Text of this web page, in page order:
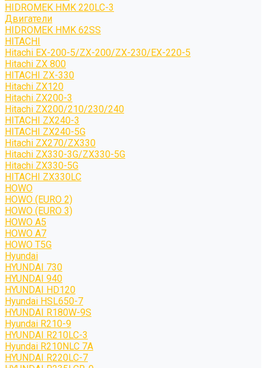
HIDROMEK HMK 220LC-3
Двигатели
HIDROMEK HMK 62SS
HITACHI
Hitachi EX-200-5/ZX-200/ZX-230/EX-220-5
Hitachi ZX 800
HITACHI ZX-330
Hitachi ZX120
Hitachi ZX200-3
Hitachi ZX200/210/230/240
HITACHI ZX240-3
HITACHI ZX240-5G
Hitachi ZX270/ZX330
Hitachi ZX330-3G/ZX330-5G
Hitachi ZX330-5G
HITACHI ZX330LC
HOWO
HOWO (EURO 2)
HOWO (EURO 3)
HOWO A5
HOWO A7
HOWO T5G
Hyundai
HYUNDAI 730
HYUNDAI 940
HYUNDAI HD120
Hyundai HSL650-7
HYUNDAI R180W-9S
Hyundai R210-9
HYUNDAI R210LC-3
Hyundai R210NLC 7A
HYUNDAI R220LC-7